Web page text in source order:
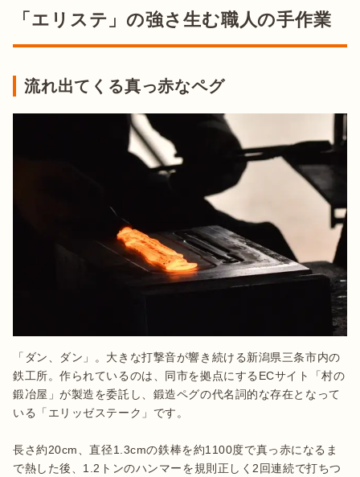
「エリステ」の強さ生む職人の手作業
流れ出てくる真っ赤なペグ
「ダン、ダン」。大きな打撃音が響き続ける新潟県三条市内の
鉄工所。作られているのは、同市を拠点にするECサイト「村の
鍛冶屋」が製造を委託し、鍛造ペグの代名詞的な存在となって
いる「エリッゼステーク」です。
長さ約20cm、直径1.3cmの鉄棒を約1100度で真っ赤になるま
で熱した後、1.2トンのハンマーを規則正しく2回連続で打ちつ